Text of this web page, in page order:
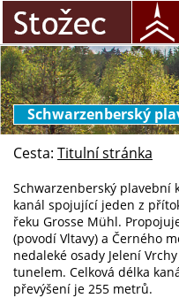
Schwarzenberský
Cesta: Titulní stránka
Schwarzenberský plavební
kanál spojující jeden z
řeku Grosse Mühl.
(povodí Vltavy) a Černého
nedaleké osady Jelení
tunelem. Celková délka
převýšení je 255 metrů.